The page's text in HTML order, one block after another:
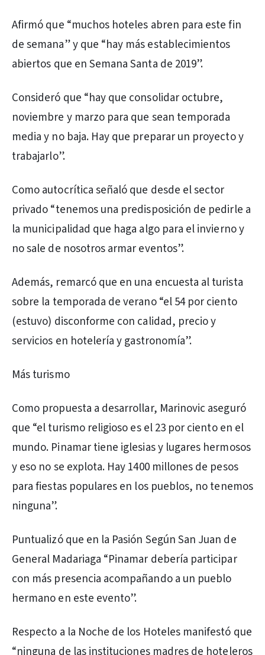
Afirmó que “muchos hoteles abren para este fin
de semana” y que “hay más establecimientos
abiertos que en Semana Santa de 2019”.
Consideró que “hay que consolidar octubre,
noviembre y marzo para que sean temporada
media y no baja. Hay que preparar un proyecto y
trabajarlo”.
Como autocrítica señaló que desde el sector
privado “tenemos una predisposición de pedirle a
la municipalidad que haga algo para el invierno y
no sale de nosotros armar eventos”.
Además, remarcó que en una encuesta al turista
sobre la temporada de verano “el 54 por ciento
(estuvo) disconforme con calidad, precio y
servicios en hotelería y gastronomía”.
Más turismo
Como propuesta a desarrollar, Marinovic aseguró
que “el turismo religioso es el 23 por ciento en el
mundo. Pinamar tiene iglesias y lugares hermosos
y eso no se explota. Hay 1400 millones de pesos
para fiestas populares en los pueblos, no tenemos
ninguna”.
Puntualizó que en la Pasión Según San Juan de
General Madariaga “Pinamar debería participar
con más presencia acompañando a un pueblo
hermano en este evento”.
Respecto a la Noche de los Hoteles manifestó que
“ninguna de las instituciones madres de hoteleros